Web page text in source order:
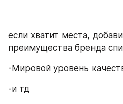
если хватит места,
преимущества бренда
-Мировой уровень
-и тд